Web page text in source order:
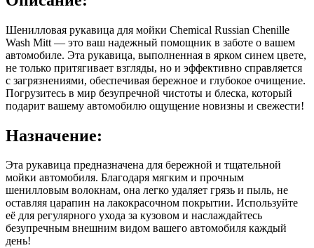
Шенилловая рукавица для мойки Chemical Russian Chenille
Wash Mitt — это ваш надежный помощник в заботе о вашем
автомобиле. Эта рукавица, выполненная в ярком синем цвете,
не только притягивает взгляды, но и эффективно справляется
с загрязнениями, обеспечивая бережное и глубокое очищение.
Погрузитесь в мир безупречной чистоты и блеска, который
подарит вашему автомобилю ощущение новизны и свежести!
Назначение:
Эта рукавица предназначена для бережной и тщательной
мойки автомобиля. Благодаря мягким и прочным
шенилловым волокнам, она легко удаляет грязь и пыль, не
оставляя царапин на лакокрасочном покрытии. Используйте
её для регулярного ухода за кузовом и наслаждайтесь
безупречным внешним видом вашего автомобиля каждый
день!